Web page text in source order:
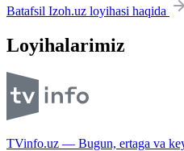
Batafsil Izoh.uz loyihasi haqida
Loyihalarimiz
TVinfo.uz — Bugun, ertaga va